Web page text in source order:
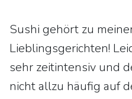
Sushi gehört zu
Lieblingsgerichten!
sehr zeitintensiv und
nicht allzu häufig auf